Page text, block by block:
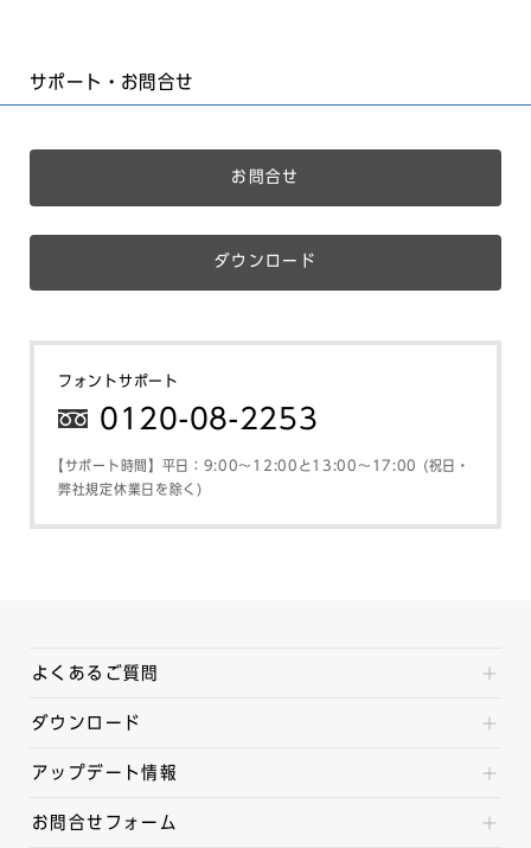
サポート・お問合せ
お問合せ
ダウンロード
フォントサポート
0120-08-2253
【サポート時間】平日：9:00～12:00と13:00～17:00 (祝日・
弊社規定休業日を除く)
よくあるご質問
ダウンロード
アップデート情報
お問合せフォーム